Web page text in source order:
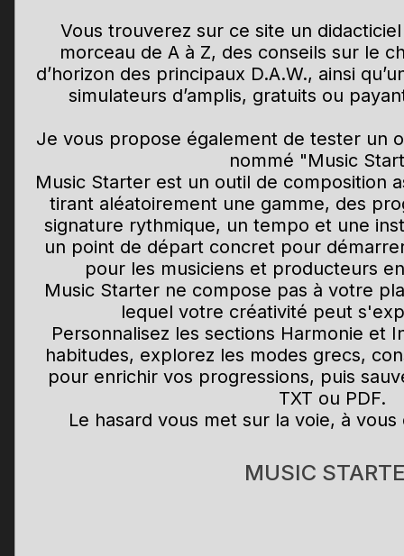
Vous trouverez sur ce site un
morceau de A à Z, des conseils sur le
d’horizon des principaux D.A.W., ainsi
simulateurs d’amplis, gratuits ou
Je vous propose également de tester un
nommé "Music
Music Starter est un outil de composition
tirant aléatoirement une gamme, des
signature rythmique, un tempo et une
un point de départ concret pour
pour les musiciens et producteurs
Music Starter ne compose pas à votre
lequel votre créativité peut
Personnalisez les sections Harmonie et
habitudes, explorez les modes grecs,
pour enrichir vos progressions, puis
TXT ou PDF.
Le hasard vous met sur la voie, à
MUSIC